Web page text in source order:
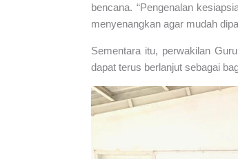
bencana. “Pengenalan
menyenangkan agar mudah
Sementara itu, perwakilan
dapat terus berlanjut sebagai